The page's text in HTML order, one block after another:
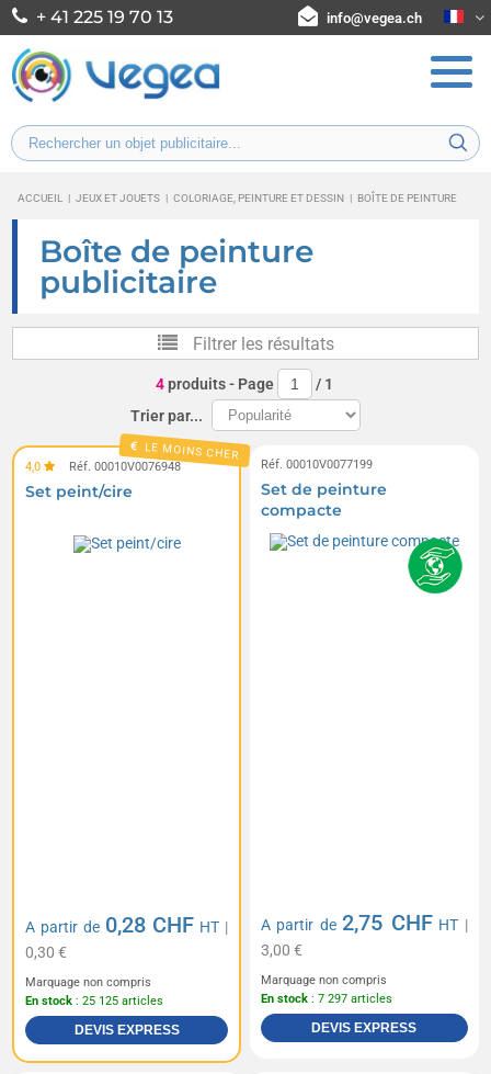
+ 41 225 19 70 13 info@vegea.ch
ACCUEIL | JEUX ET JOUETS | COLORIAGE, PEINTURE ET DESSIN | BOÎTE DE PEINTURE
Boîte de peinture
publicitaire
Filtrer les résultats
4produits- Page / 1
Trier par...
LE MOINS CHER
4,0 Réf. 00010V0076948
Set peint/cire
A partir de 0,28 CHF HT |
0,30 €
Marquage non compris
En stock : 25 125 articles
DEVIS EXPRESS
Réf. 00010V0077199
Set de peinture
compacte
A partir de2,75 CHF HT |
3,00 €
Marquage non compris
En stock : 7 297 articles
DEVIS EXPRESS